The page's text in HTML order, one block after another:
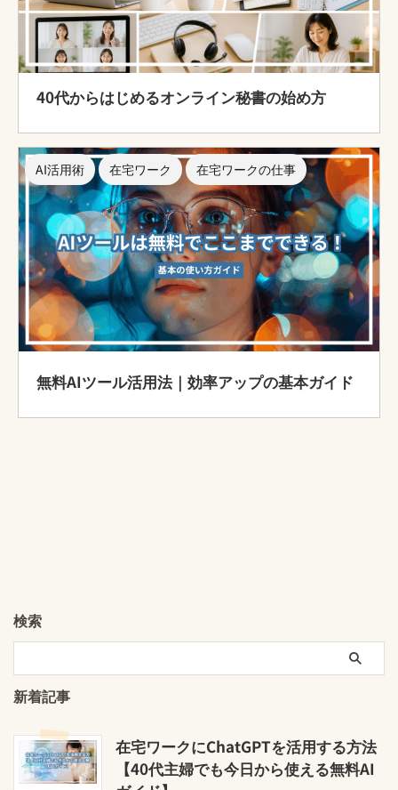
40代からはじめるオンライン秘書の始め方
AI活用術 在宅ワーク 在宅ワークの仕事
無料AIツール活用法｜効率アップの基本ガイド
検索
新着記事
在宅ワークにChatGPTを活用する方法
【40代主婦でも今日から使える無料AI